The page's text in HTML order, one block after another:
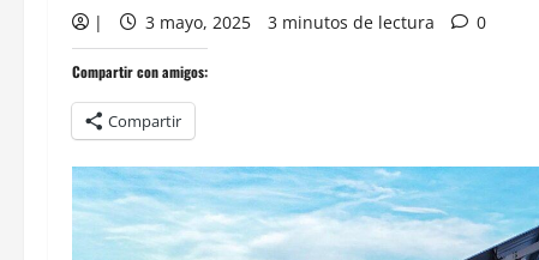
| 3 mayo, 2025 3 minutos de lectura 0
Compartir con amigos:
Compartir